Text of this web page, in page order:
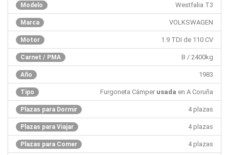
Modelo Westfalia T3
Marca VOLKSWAGEN
Motor 1.9 TDI de 110 CV
Carnet / PMA B / 2400kg
Año 1983
Tipo Furgoneta Cámper usada en A Coruña
Plazas para Dormir 4 plazas
Plazas para Viajar 4 plazas
Plazas para Comer 4 plazas